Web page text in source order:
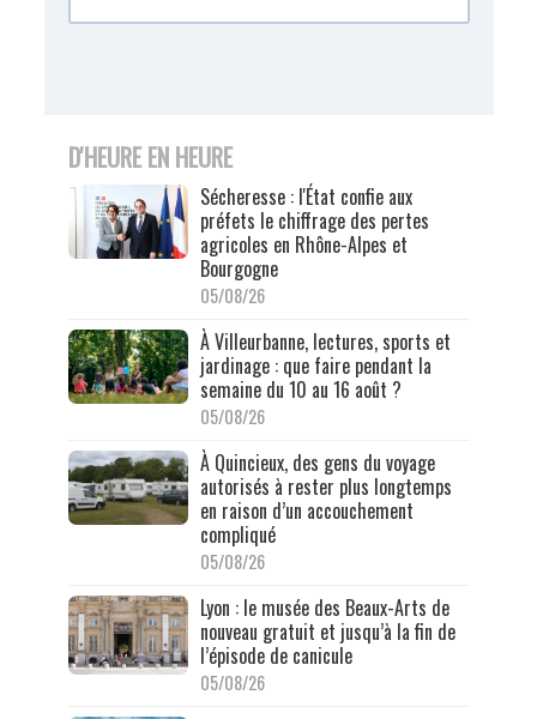
D'HEURE EN HEURE
Sécheresse : l'État confie aux
préfets le chiffrage des pertes
agricoles en Rhône-Alpes et
Bourgogne
05/08/26
À Villeurbanne, lectures, sports et
jardinage : que faire pendant la
semaine du 10 au 16 août ?
05/08/26
À Quincieux, des gens du voyage
autorisés à rester plus longtemps
en raison d’un accouchement
compliqué
05/08/26
Lyon : le musée des Beaux-Arts de
nouveau gratuit et jusqu’à la fin de
l’épisode de canicule
05/08/26